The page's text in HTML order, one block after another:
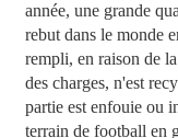
année, une grande
rebut dans le monde
rempli, en raison de
des charges, n'est
partie est enfouie ou
terrain de football en